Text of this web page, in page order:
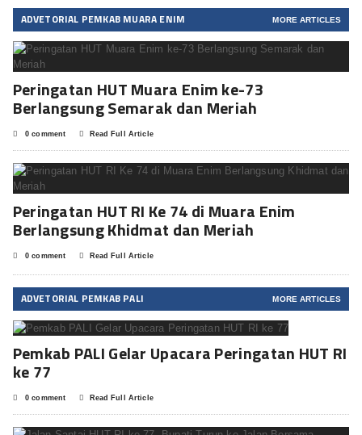
ADVETORIAL PEMKAB MUARA ENIM MORE ARTICLES
Peringatan HUT Muara Enim ke-73
Berlangsung Semarak dan Meriah
0 comment Read Full Article
Peringatan HUT RI Ke 74 di Muara Enim
Berlangsung Khidmat dan Meriah
0 comment Read Full Article
ADVETORIAL PEMKAB PALI MORE ARTICLES
Pemkab PALI Gelar Upacara Peringatan HUT RI
ke 77
0 comment Read Full Article